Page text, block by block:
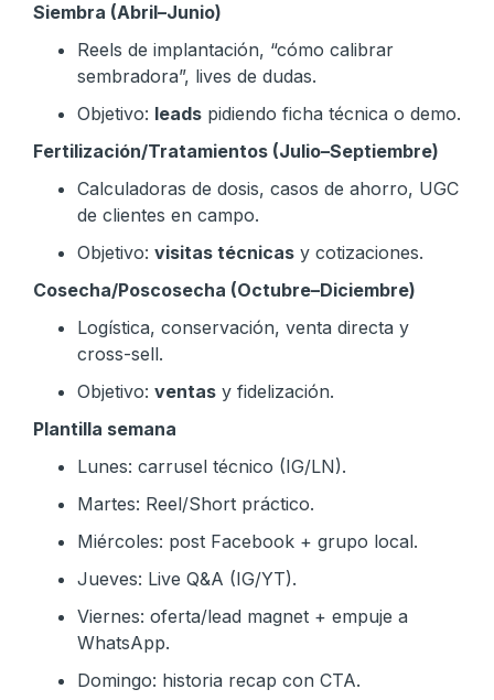
Siembra (Abril–Junio)
Reels de implantación, “cómo calibrar
sembradora”, lives de dudas.
Objetivo: leads pidiendo ficha técnica o demo.
Fertilización/Tratamientos (Julio–Septiembre)
Calculadoras de dosis, casos de ahorro, UGC
de clientes en campo.
Objetivo: visitas técnicas y cotizaciones.
Cosecha/Poscosecha (Octubre–Diciembre)
Logística, conservación, venta directa y
cross-sell.
Objetivo: ventas y fidelización.
Plantilla semana
Lunes: carrusel técnico (IG/LN).
Martes: Reel/Short práctico.
Miércoles: post Facebook + grupo local.
Jueves: Live Q&A (IG/YT).
Viernes: oferta/lead magnet + empuje a
WhatsApp.
Domingo: historia recap con CTA.